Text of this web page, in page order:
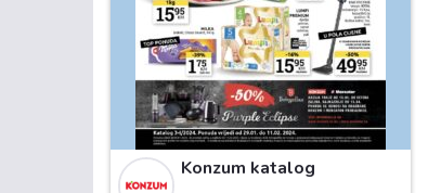
Konzum katalog